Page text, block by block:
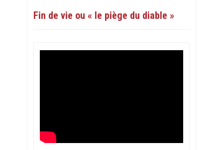
Fin de vie ou « le piège du diable »